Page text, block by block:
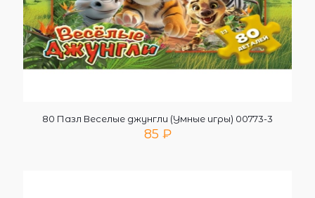
80 Пазл Веселые джунгли (Умные игры) 00773-3
85 ₽